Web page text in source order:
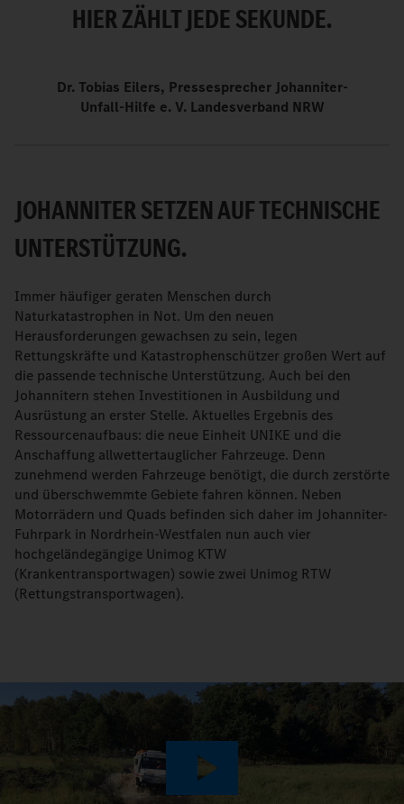
HIER ZÄHLT JEDE SEKUNDE.
Dr. Tobias Eilers, Pressesprecher Johanniter-
Unfall-Hilfe e. V. Landesverband NRW
JOHANNITER SETZEN AUF TECHNISCHE
UNTERSTÜTZUNG.
Immer häufiger geraten Menschen durch
Naturkatastrophen in Not. Um den neuen
Herausforderungen gewachsen zu sein, legen
Rettungskräfte und Katastrophenschützer großen Wert auf
die passende technische Unterstützung. Auch bei den
Johannitern stehen Investitionen in Ausbildung und
Ausrüstung an erster Stelle. Aktuelles Ergebnis des
Ressourcenaufbaus: die neue Einheit UNIKE und die
Anschaffung allwettertauglicher Fahrzeuge. Denn
zunehmend werden Fahrzeuge benötigt, die durch zerstörte
und überschwemmte Gebiete fahren können. Neben
Motorrädern und Quads befinden sich daher im Johanniter-
Fuhrpark in Nordrhein-Westfalen nun auch vier
hochgeländegängige Unimog KTW
(Krankentransportwagen) sowie zwei Unimog RTW
(Rettungstransportwagen).
Play